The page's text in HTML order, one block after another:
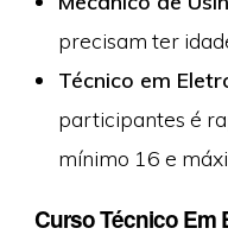
precisam ter
Técnico em
participantes é
mínimo 16 e
Curso Técnico Em